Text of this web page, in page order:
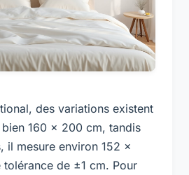
des variations existent
bien 160 x 200 cm, tandis
il mesure environ 152 x
de ±1 cm. Pour